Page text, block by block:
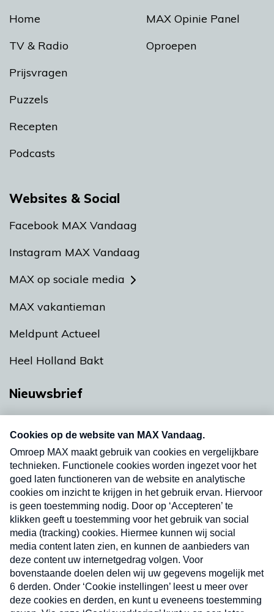
Home
TV & Radio
Prijsvragen
Puzzels
Recepten
Podcasts
MAX Opinie Panel
Oproepen
Websites & Social
Facebook MAX Vandaag
Instagram MAX Vandaag
MAX op sociale media
MAX vakantieman
Meldpunt Actueel
Heel Holland Bakt
Nieuwsbrief
nieuwsbrief. Elke vrijdag- en dinsdagochtend in
uw mailbox.
Verzend
Nieuwsbrief